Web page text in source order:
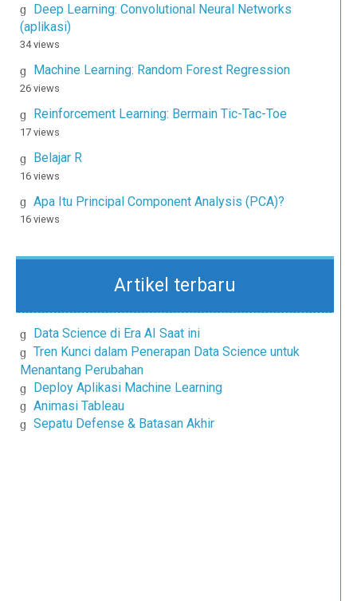
Deep Learning: Convolutional Neural Networks
(aplikasi)
34 views
Machine Learning: Random Forest Regression
26 views
Reinforcement Learning: Bermain Tic-Tac-Toe
17 views
Belajar R
16 views
Apa Itu Principal Component Analysis (PCA)?
16 views
Artikel terbaru
Data Science di Era AI Saat ini
Tren Kunci dalam Penerapan Data Science untuk
Menantang Perubahan
Deploy Aplikasi Machine Learning
Animasi Tableau
Sepatu Defense & Batasan Akhir